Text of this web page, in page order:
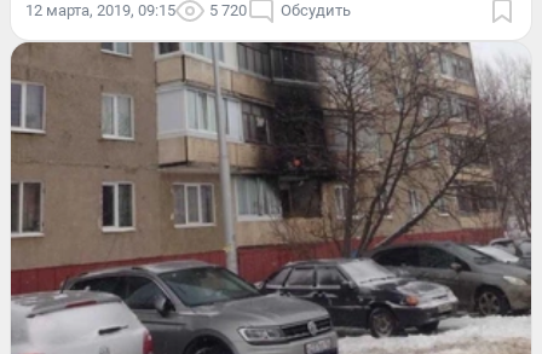
12 марта, 2019, 09:15 5 720 Обсудить